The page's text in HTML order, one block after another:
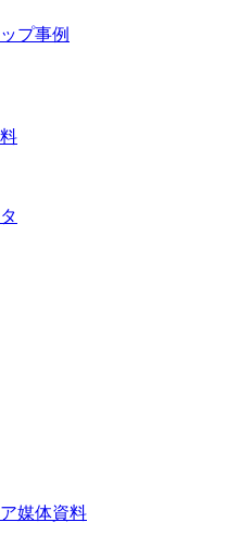
プ事例
媒体資料